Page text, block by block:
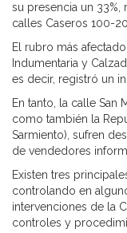
su presencia un
calles Caseros 100-
El rubro más
Indumentaria y
es decir, registró un
En tanto, la calle San
como también la
Sarmiento), sufren
de vendedores
Existen tres
controlando en
intervenciones de la
controles y